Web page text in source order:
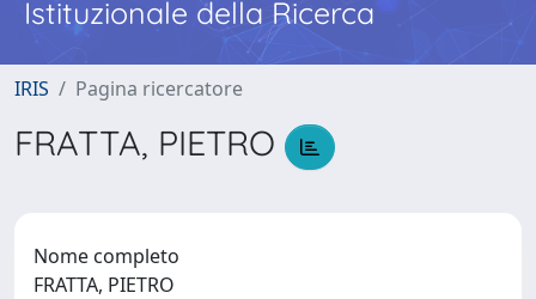
Istituzionale della Ricerca
IRIS Pagina ricercatore
FRATTA, PIETRO
Nome completo
FRATTA, PIETRO